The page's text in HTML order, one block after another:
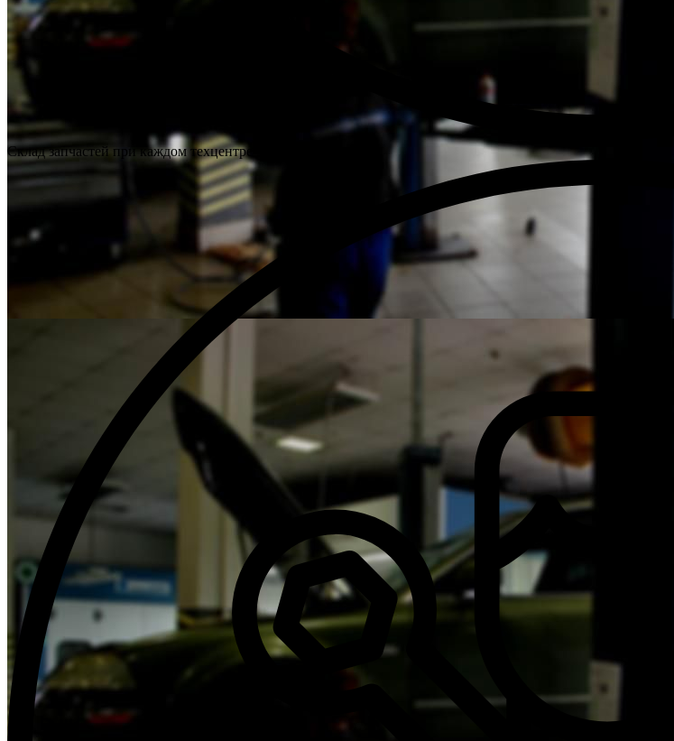
Склад запчастей при каждом техцентре